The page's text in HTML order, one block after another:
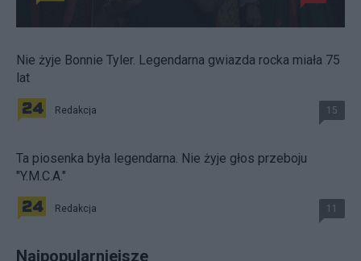
Nie żyje Bonnie Tyler. Legendarna gwiazda rocka miała 75
lat
Redakcja 15
Ta piosenka była legendarna. Nie żyje głos przeboju
"Y.M.C.A."
Redakcja 11
Najpopularniejsze